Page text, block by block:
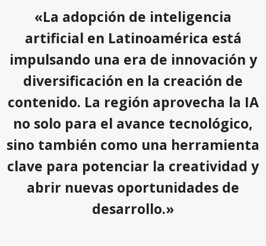
«La adopción de inteligencia
artificial en Latinoamérica está
impulsando una era de innovación y
diversificación en la creación de
contenido. La región aprovecha la IA
no solo para el avance tecnológico,
sino también como una herramienta
clave para potenciar la creatividad y
abrir nuevas oportunidades de
desarrollo.»